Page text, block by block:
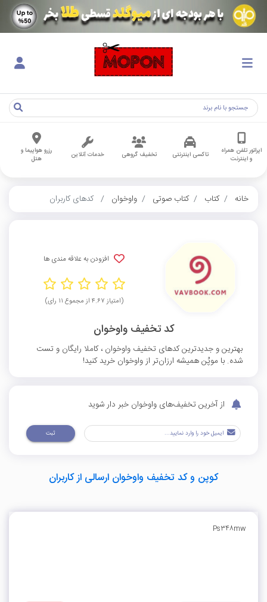
اپراتور تلفن همراه
و اینترنت
تاکسی اینترنتی تخفیف گروهی خدمات آنلاین
رزرو هواپیما و
هتل
خانه کتاب کتاب صوتی واوخوان کدهای کاربران
افزودن به علاقه مندی ها
(امتیاز ۴.۶۷ از مجموع ۱۱ رای)
کد تخفیف واوخوان
بهترین و جدیدترین کدهای تخفیف واوخوان ، کاملا رایگان و تست
شده. با موپُن همیشه ارزان‌تر از واوخوان خرید کنید!
از آخرین تخفیف‌های واوخوان خبر دار شوید
ثبت
کوپن و کد تخفیف واوخوان ارسالی از کاربران
Ps348mw